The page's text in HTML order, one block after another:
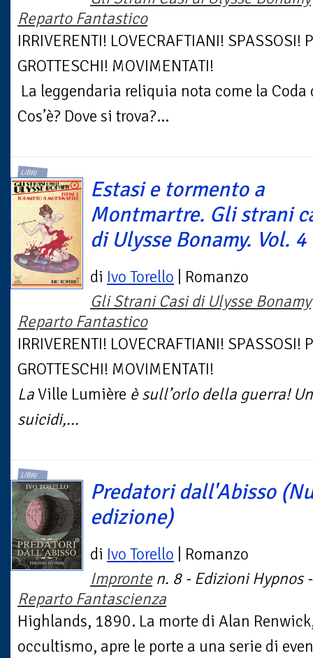
Reparto Fantastico
IRRIVERENTI! LOVECRAFTIANI! SPASSOSI!
GROTTESCHI! MOVIMENTATI!
La leggendaria reliquia nota come la Coda
Cos’è? Dove si trova?...
LIBRI
Estasi e tormento a
Montmartre. Gli strani
di Ulysse Bonamy. Vol. 4
di Ivo Torello | Romanzo
Gli Strani Casi di Ulysse Bonamy
Reparto Fantastico
IRRIVERENTI! LOVECRAFTIANI! SPASSOSI!
GROTTESCHI! MOVIMENTATI!
LaVille Lumière è sull’orlo della guerra!
suicidi,...
LIBRI
Predatori dall'Abisso
edizione)
di Ivo Torello | Romanzo
Impronten. 8 - Edizioni Hypnos -
Reparto Fantascienza
Highlands, 1890. La morte di Alan
occultismo, apre le porte a una serie di